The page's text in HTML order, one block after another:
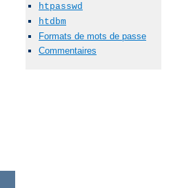
htpasswd
htdbm
Formats de mots de passe
Commentaires